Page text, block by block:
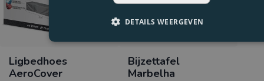
Ligbedhoes
AeroCover
Bijzettafel
Marbelha
DETAILS WEERGEVEN